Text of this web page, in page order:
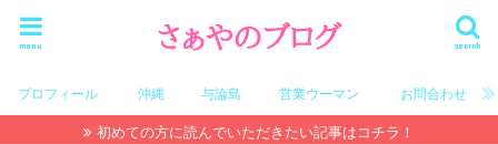
search
menu
プロフィール 沖縄 与論島 営業ウーマン お問合わせ
初めての方に読んでいただきたい記事はコチラ！